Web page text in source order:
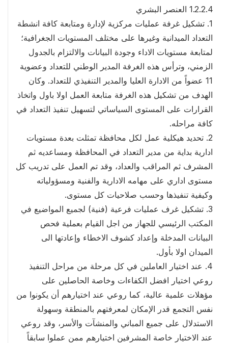
1.2.2.4 العنصر البشري
1. تشكيل غرفة عمليات مركزية لإدارة ومتابعة كافة انشطة
التعداد الميدانية وغيرها على مختلف المستويات الجغرافية؛
لمتابعة مستويات الاداء وجودة البيانات والالتزام بالجدول
الزمني، وترأس هذه الغرفة المدير الوطني للتعداد وعضوية
11 عضواً من الادارة العليا والمدير التنفيذي للتعداد. وكان
الهدف من تشكيل هذه الغرفة متابعة العمل اولا باول واتخاذ
القرارات على المستوى السياساتي لتسهيل تنفيذ التعداد في
كافة مراحله.
2. تحديد هيكلية عمل لكل محافظة تمثلت بعدة مستويات
ادارية بداية من مدير التعداد في المحافظة ومساعديه ثم
المشرف ثم المراقب والعداد، وقد تم العمل على تدريب كل
مستوى اداري على مهامه الادارية والفنية ومسؤولياته
وكيفية تنفيذها وحسب صلاحيات كل مستوى.
3. تشكيل غرف عمليات فرعية (فنية) لجميع المواضيع في
المكتب الرئيسي للجهاز من اجل القيام بعملية فحص
البيانات المدخلة وإعداد كشوف الاخطاء وإعادتها الى
الميدان اولا بأول.
4. عند اختيار العاملين في كل مرحلة من مراحل التنفيذ
روعي اختيار افضل الكفاءات وخاصة الحاصلين على
مؤهلات علمية عالية، كما روعي عند اختيارهم أن يكونوا من
نفس التجمع قدر الإمكان لمعرفتهم بالمنطقة وسهولة
الاستدلال على جميع المباني والمنشآت والأسر، وقد روعي
عند الاختيار خاصة المشرفين اختيارهم ممن عملوا سابقاً